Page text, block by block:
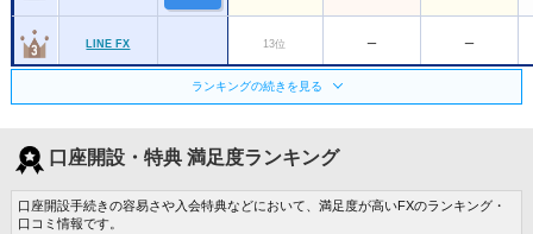
LINE FX 13位 ー ー
DMM.com証券 公式サイト 7位
三菱ＵＦＪｅスマ
ート証券
ランキングの続きを見る
口座開設・特典 満足度ランキング
口座開設手続きの容易さや入会特典などにおいて、満足度が高いFXのランキング・
口コミ情報です。